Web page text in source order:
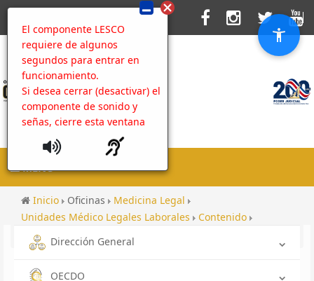
El componente LESCO
requiere de algunos
segundos para entrar en
funcionamiento.
Si desea cerrar (desactivar) el
componente de sonido y
señas, cierre esta ventana
MENU
Inicio Oficinas
Medicina Legal
Unidades Médico Legales Laborales
Contenido
Comparta sus ideas en nuestra web
Dirección General
OECDO